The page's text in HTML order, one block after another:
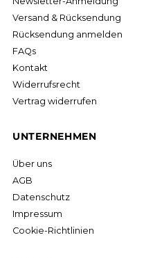
Versand & Rücksendung
Rücksendung anmelden
FAQs
Kontakt
Widerrufsrecht
Vertrag widerrufen
UNTERNEHMEN
Über uns
AGB
Datenschutz
Impressum
Cookie-Richtlinien